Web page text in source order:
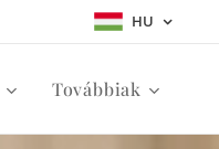
HU
Továbbiak